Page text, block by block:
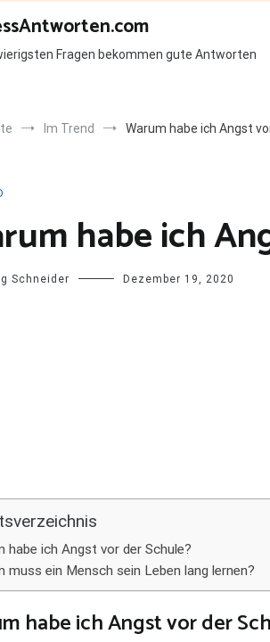
Fragen bekommen gute Antworten
Im Trend Warum habe ich Angst
habe ich
Schneider Dezember 19, 2020
habe ich Angst vor der Schule?
muss ein Mensch sein Leben lang lernen?
habe ich Angst vor der